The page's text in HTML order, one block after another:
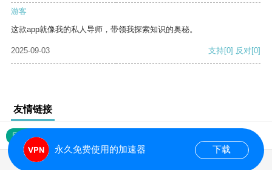
游客
这款app就像我的私人导师，带领我探索知识的奥秘。
2025-09-03 支持[0] 反对[0]
友情链接
网站地图
永久免费使用的加速器 下载